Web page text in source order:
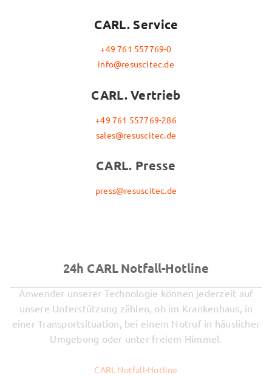
CARL. Service
+49 761 557769-0
info@resuscitec.de
CARL. Vertrieb
+49 761 557769-286
sales@resuscitec.de
CARL. Presse
press@resuscitec.de
24h CARL Notfall-Hotline
Anwender unserer Technologie können jederzeit auf
unsere Unterstützung zählen, ob im Krankenhaus, in
einer Transportsituation, bei einem Notruf in häuslicher
Umgebung oder unter freiem Himmel.
CARL Notfall-Hotline